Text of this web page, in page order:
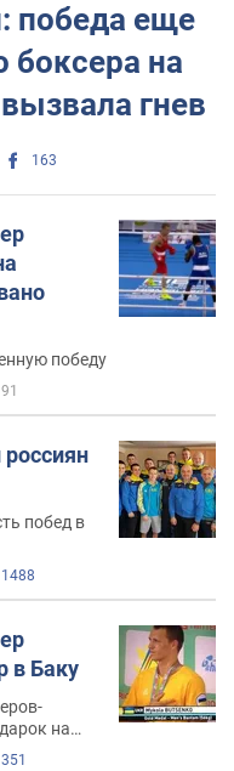
победа еще
боксера на
гнев
163
победу
91
побед в
1488
в Баку
на
351